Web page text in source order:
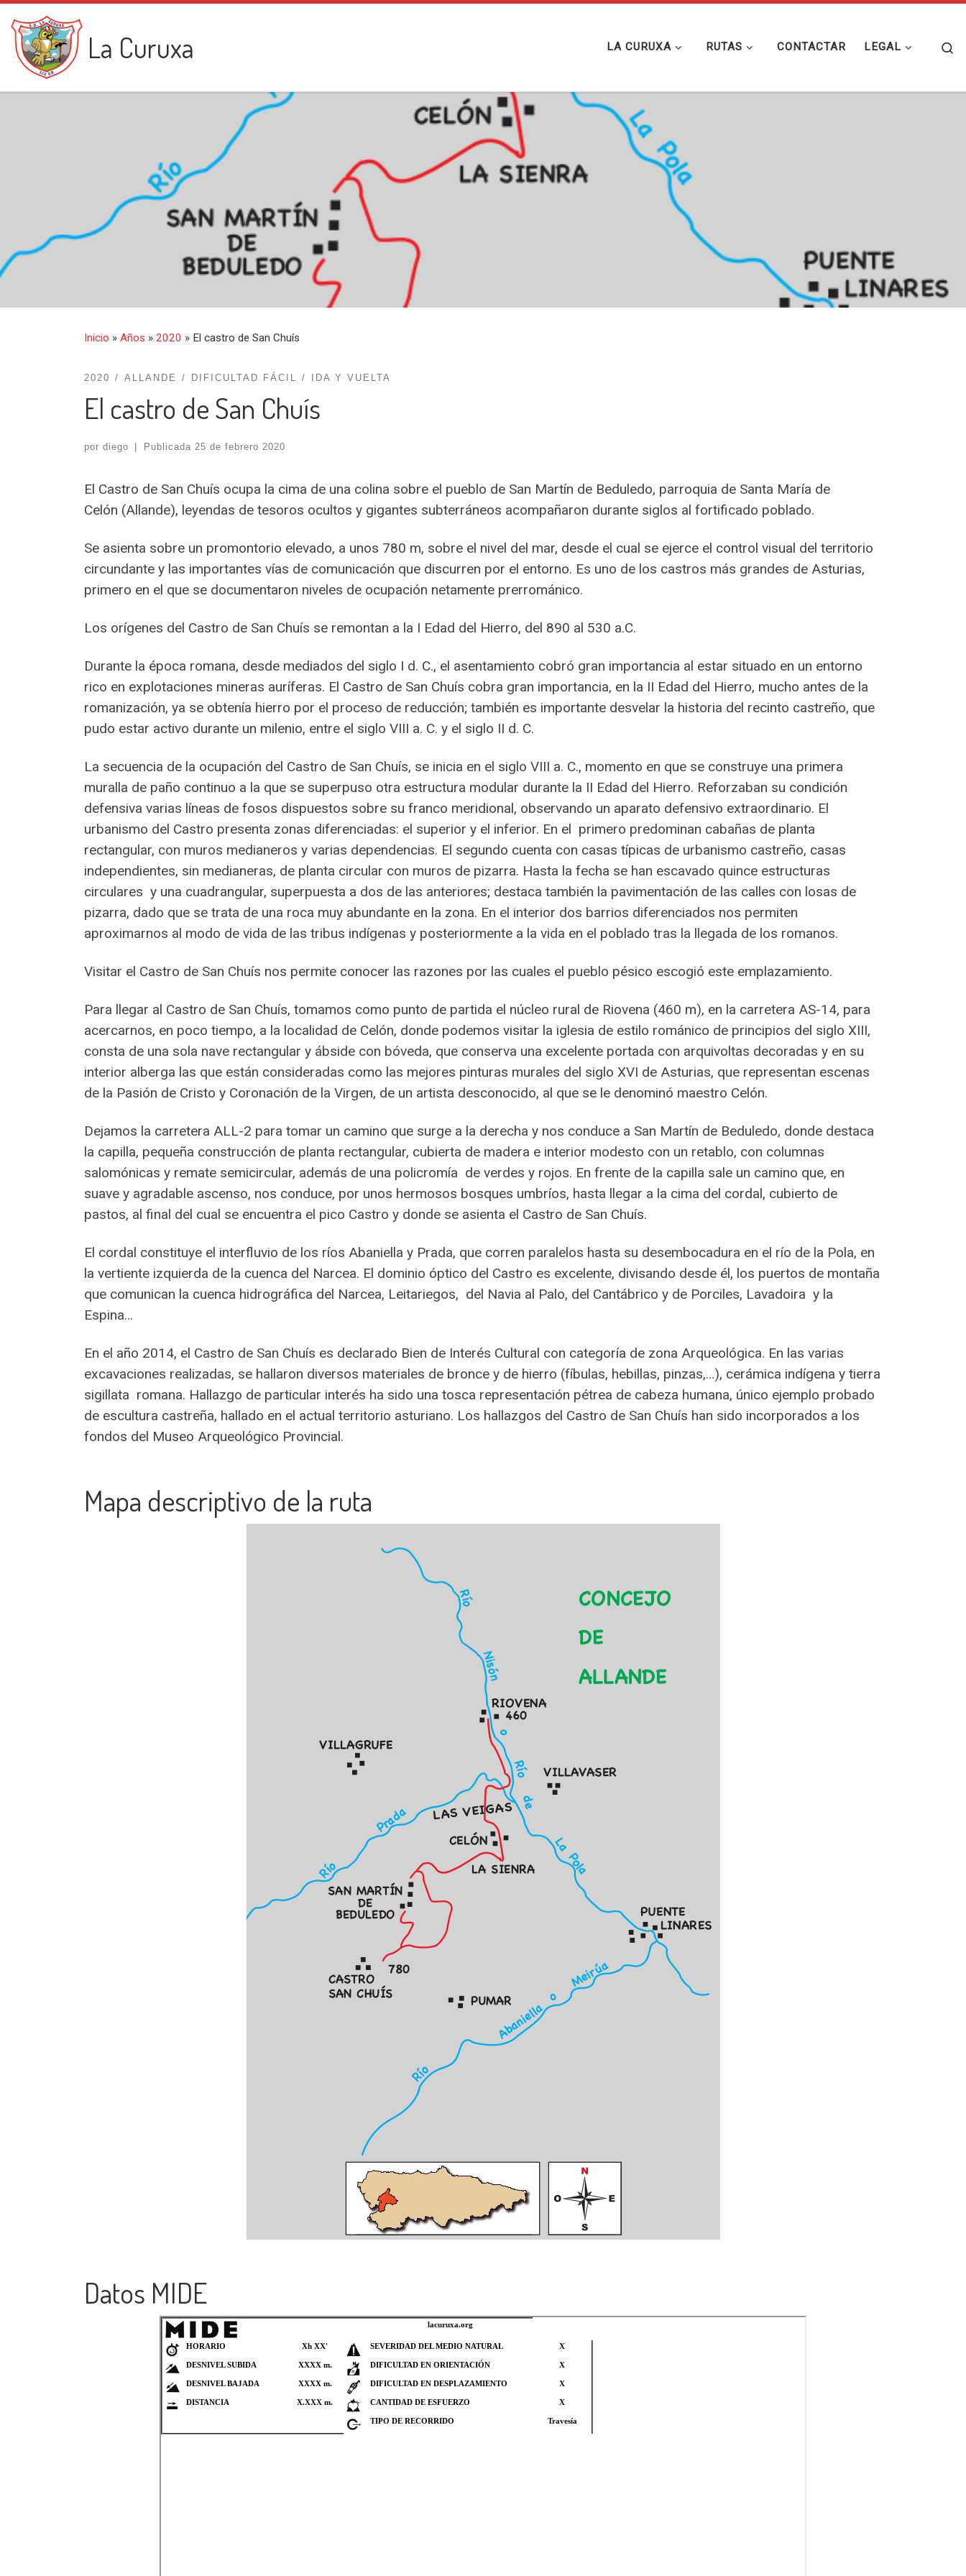
Saltar al contenido
La Curuxa LA CURUXA RUTAS CONTACTAR LEGAL
Inicio » Años » 2020 » El castro de San Chuís
2020 ALLANDE DIFICULTAD FÁCIL IDA Y VUELTA
El castro de San Chuís
por diego Publicada 25 de febrero 2020
El Castro de San Chuís ocupa la cima de una colina sobre el pueblo de San Martín de Beduledo, parroquia de Santa María de
Celón (Allande), leyendas de tesoros ocultos y gigantes subterráneos acompañaron durante siglos al fortificado poblado.
Se asienta sobre un promontorio elevado, a unos 780 m, sobre el nivel del mar, desde el cual se ejerce el control visual del territorio
circundante y las importantes vías de comunicación que discurren por el entorno. Es uno de los castros más grandes de Asturias,
primero en el que se documentaron niveles de ocupación netamente prerrománico.
Los orígenes del Castro de San Chuís se remontan a la I Edad del Hierro, del 890 al 530 a.C.
Durante la época romana, desde mediados del siglo I d. C., el asentamiento cobró gran importancia al estar situado en un entorno
rico en explotaciones mineras auríferas. El Castro de San Chuís cobra gran importancia, en la II Edad del Hierro, mucho antes de la
romanización, ya se obtenía hierro por el proceso de reducción; también es importante desvelar la historia del recinto castreño, que
pudo estar activo durante un milenio, entre el siglo VIII a. C. y el siglo II d. C.
La secuencia de la ocupación del Castro de San Chuís, se inicia en el siglo VIII a. C., momento en que se construye una primera
muralla de paño continuo a la que se superpuso otra estructura modular durante la II Edad del Hierro. Reforzaban su condición
defensiva varias líneas de fosos dispuestos sobre su franco meridional, observando un aparato defensivo extraordinario. El
urbanismo del Castro presenta zonas diferenciadas: el superior y el inferior. En el primero predominan cabañas de planta
rectangular, con muros medianeros y varias dependencias. El segundo cuenta con casas típicas de urbanismo castreño, casas
independientes, sin medianeras, de planta circular con muros de pizarra. Hasta la fecha se han escavado quince estructuras
circulares y una cuadrangular, superpuesta a dos de las anteriores; destaca también la pavimentación de las calles con losas de
pizarra, dado que se trata de una roca muy abundante en la zona. En el interior dos barrios diferenciados nos permiten
aproximarnos al modo de vida de las tribus indígenas y posteriormente a la vida en el poblado tras la llegada de los romanos.
Visitar el Castro de San Chuís nos permite conocer las razones por las cuales el pueblo pésico escogió este emplazamiento.
Para llegar al Castro de San Chuís, tomamos como punto de partida el núcleo rural de Riovena (460 m), en la carretera AS-14, para
acercarnos, en poco tiempo, a la localidad de Celón, donde podemos visitar la iglesia de estilo románico de principios del siglo XIII,
consta de una sola nave rectangular y ábside con bóveda, que conserva una excelente portada con arquivoltas decoradas y en su
interior alberga las que están consideradas como las mejores pinturas murales del siglo XVI de Asturias, que representan escenas
de la Pasión de Cristo y Coronación de la Virgen, de un artista desconocido, al que se le denominó maestro Celón.
Dejamos la carretera ALL-2 para tomar un camino que surge a la derecha y nos conduce a San Martín de Beduledo, donde destaca
la capilla, pequeña construcción de planta rectangular, cubierta de madera e interior modesto con un retablo, con columnas
salomónicas y remate semicircular, además de una policromía de verdes y rojos. En frente de la capilla sale un camino que, en
suave y agradable ascenso, nos conduce, por unos hermosos bosques umbríos, hasta llegar a la cima del cordal, cubierto de
pastos, al final del cual se encuentra el pico Castro y donde se asienta el Castro de San Chuís.
El cordal constituye el interfluvio de los ríos Abaniella y Prada, que corren paralelos hasta su desembocadura en el río de la Pola, en
la vertiente izquierda de la cuenca del Narcea. El dominio óptico del Castro es excelente, divisando desde él, los puertos de montaña
que comunican la cuenca hidrográfica del Narcea, Leitariegos, del Navia al Palo, del Cantábrico y de Porciles, Lavadoira y la
Espina…
En el año 2014, el Castro de San Chuís es declarado Bien de Interés Cultural con categoría de zona Arqueológica. En las varias
excavaciones realizadas, se hallaron diversos materiales de bronce y de hierro (fíbulas, hebillas, pinzas,…), cerámica indígena y tierra
sigillata romana. Hallazgo de particular interés ha sido una tosca representación pétrea de cabeza humana, único ejemplo probado
de escultura castreña, hallado en el actual territorio asturiano. Los hallazgos del Castro de San Chuís han sido incorporados a los
fondos del Museo Arqueológico Provincial.
Mapa descriptivo de la ruta
Datos MIDE